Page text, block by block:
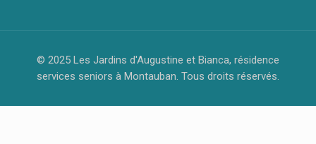
© 2025 Les Jardins d'Augustine et Bianca, résidence
services seniors à Montauban. Tous droits réservés.